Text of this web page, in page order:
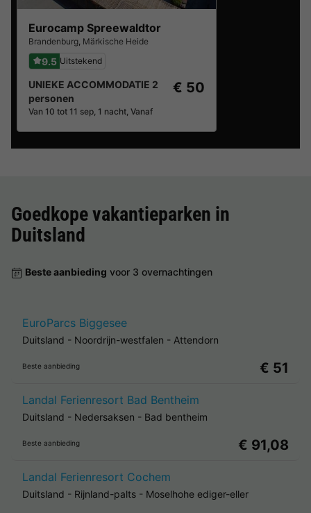
Eurocamp Spreewaldtor
Brandenburg, Märkische Heide
9.5 Uitstekend
UNIEKE ACCOMMODATIE 2
personen
Van 10 tot 11 sep, 1 nacht, Vanaf
€ 50
Goedkope vakantieparken in
Duitsland
Beste aanbieding voor 3 overnachtingen
EuroParcs Biggesee
Duitsland - Noordrijn-westfalen - Attendorn
Beste aanbieding € 51
Landal Ferienresort Bad Bentheim
Duitsland - Nedersaksen - Bad bentheim
Beste aanbieding € 91,08
Landal Ferienresort Cochem
Duitsland - Rijnland-palts - Moselhohe ediger-eller